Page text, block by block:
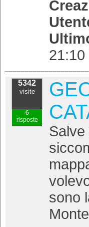
21:10
5342
visite
6
risposte
sono